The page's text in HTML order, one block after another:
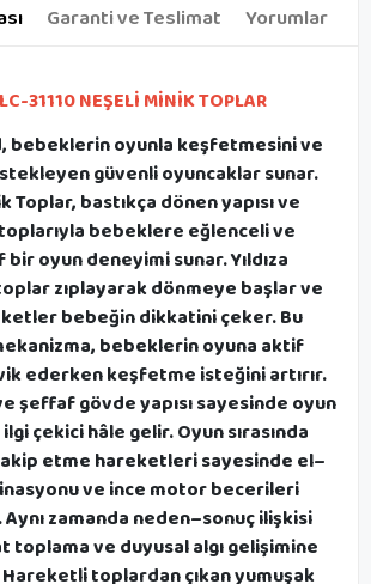
Garanti ve Teslimat Yorumlar
31110 NEŞELİ MİNİK TOPLAR
bebeklerin oyunla keşfetmesini ve
güvenli oyuncaklar sunar.
Toplar, bastıkça dönen yapısı ve
bebeklere eğlenceli ve
oyun deneyimi sunar. Yıldıza
toplar zıplayarak dönmeye başlar ve
bebeğin dikkatini çeker. Bu
bebeklerin oyuna aktif
ederken keşfetme isteğini artırır.
şeffaf gövde yapısı sayesinde oyun
çekici hâle gelir. Oyun sırasında
etme hareketleri sayesinde el–
ve ince motor becerileri
zamanda neden–sonuç ilişkisi
toplama ve duyusal algı gelişimine
Hareketli toplardan çıkan yumuşak